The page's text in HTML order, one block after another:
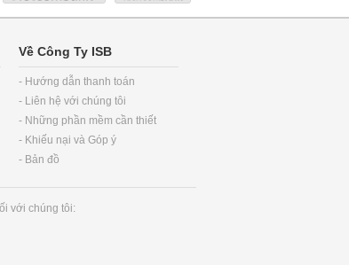
Về Công Ty ISB
- Hướng dẫn thanh toán
- Liên hệ với chúng tôi
- Những phần mềm cần thiết
- Khiếu nại và Góp ý
- Bản đồ
với chúng tôi: